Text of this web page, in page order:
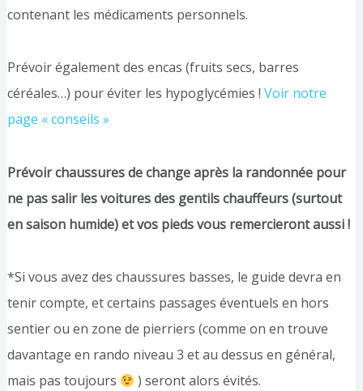
contenant les médicaments personnels.
Prévoir également des encas (fruits secs, barres
céréales…) pour éviter les hypoglycémies ! Voir notre
page « conseils »
Prévoir chaussures de change après la randonnée pour
ne pas salir les voitures des gentils chauffeurs (surtout
en saison humide) et vos pieds vous remercieront aussi !
*Si vous avez des chaussures basses, le guide devra en
tenir compte, et certains passages éventuels en hors
sentier ou en zone de pierriers (comme on en trouve
davantage en rando niveau 3 et au dessus en général,
mais pas toujours
) seront alors évités.